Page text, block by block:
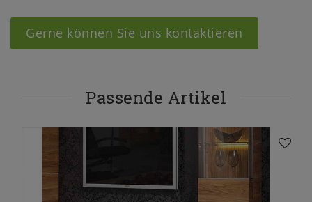
Gerne können Sie uns kontaktieren
Passende Artikel